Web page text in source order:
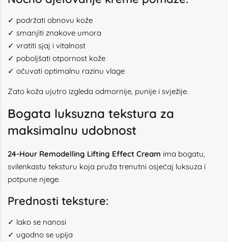
✓ podržati obnovu kože
✓ smanjiti znakove umora
✓ vratiti sjaj i vitalnost
✓ poboljšati otpornost kože
✓ očuvati optimalnu razinu vlage
Zato koža ujutro izgleda odmornije, punije i svježije.
Bogata luksuzna tekstura za
maksimalnu udobnost
24-Hour Remodelling Lifting Effect Cream ima bogatu,
svilenkastu teksturu koja pruža trenutni osjećaj luksuza i
potpune njege.
Prednosti teksture:
✓ lako se nanosi
✓ ugodno se upija